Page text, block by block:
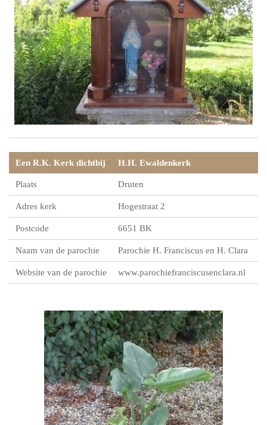
Een R.K. Kerk dichtbij H.H. Ewaldenkerk
Plaats Druten
Adres kerk Hogestraat 2
Postcode 6651 BK
Naam van de parochie Parochie H. Franciscus en H. Clara
Website van de parochie www.parochiefranciscusenclara.nl